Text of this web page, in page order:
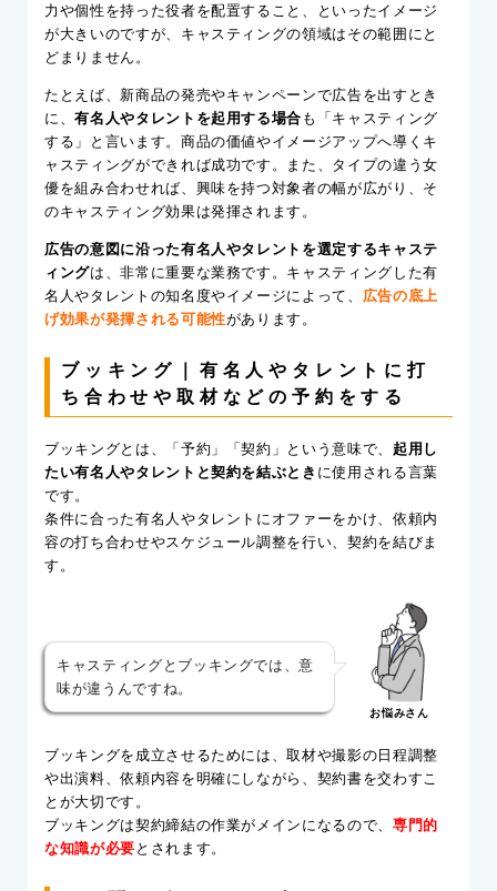
力や個性を持った役者を配置すること、といったイメージ
が大きいのですが、キャスティングの領域はその範囲にと
どまりません。
たとえば、新商品の発売やキャンペーンで広告を出すとき
に、有名人やタレントを起用する場合 も「キャスティング
する」と言います。商品の価値やイメージアップへ導くキ
ャスティングができれば成功です。また、タイプの違う女
優を組み合わせれば、興味を持つ対象者の幅が広がり、そ
のキャスティング効果は発揮されます。
広告の意図に沿った有名人やタレントを選定するキャステ
ィングは、非常に重要な業務です。キャスティングした有
名人やタレントの知名度やイメージによって、 広告の底上
げ効果が発揮される可能性があります。
ブッキング｜有名人やタレントに打
ち合わせや取材などの予約をする
ブッキングとは、「予約」「契約」という意味で、 起用し
たい有名人やタレントと契約を結ぶとき に使用される言葉
です。
条件に合った有名人やタレントにオファーをかけ、依頼内
容の打ち合わせやスケジュール調整を行い、契約を結びま
す。
キャスティングとブッキングでは、意
味が違うんですね。
お悩みさん
ブッキングを成立させるためには、取材や撮影の日程調整
や出演料、依頼内容を明確にしながら、契約書を交わすこ
とが大切です。
ブッキングは契約締結の作業がメインになるので、 専門的
な知識が必要 とされます。